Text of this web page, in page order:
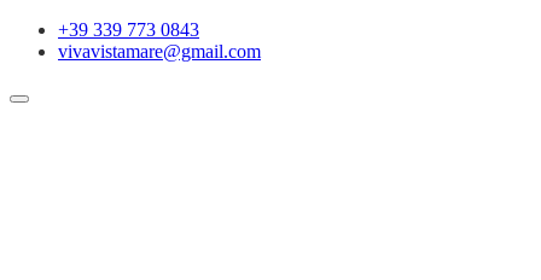
+39 339 773 0843
vivavistamare@gmail.com